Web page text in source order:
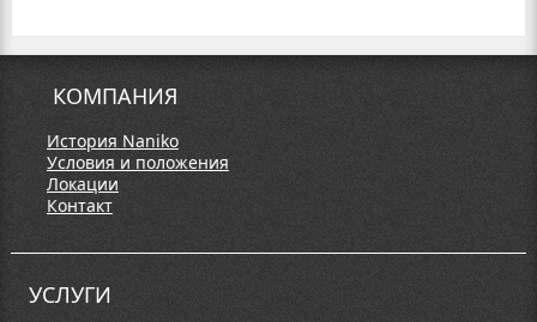
КОМПАНИЯ
История Naniko
Условия и положения
Локации
Контакт
УСЛУГИ